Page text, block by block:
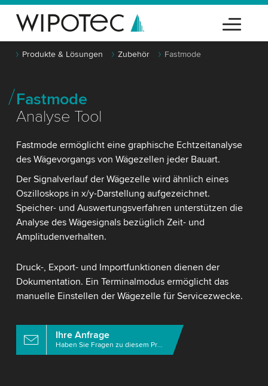
Produkte & Lösungen Zubehör Fastmode
Fastmode
Analyse Tool
Fastmode ermöglicht eine graphische Echtzeitanalyse
des Wägevorgangs von Wägezellen jeder Bauart.
Der Signalverlauf der Wägezelle wird ähnlich eines
Oszilloskops in x/y-Darstellung aufgezeichnet.
Speicher- und Auswertungsverfahren unterstützen die
Analyse des Wägesignals bezüglich Zeit- und
Amplitudenverhalten.
Druck-, Export- und Importfunktionen dienen der
Dokumentation. Ein Terminalmodus ermöglicht das
manuelle Einstellen der Wägezelle für Servicezwecke.
Ihre Anfrage
Haben Sie Fragen zu diesem Produkt?